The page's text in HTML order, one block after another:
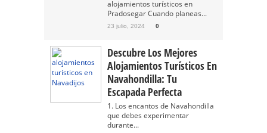
alojamientos turísticos en
Pradosegar Cuando planeas...
23 julio, 2024 0
Descubre Los Mejores
Alojamientos Turísticos En
Navahondilla: Tu
Escapada Perfecta
1. Los encantos de Navahondilla
que debes experimentar
durante...